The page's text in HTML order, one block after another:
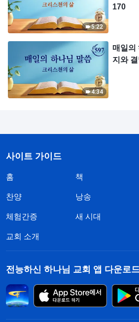
5:22
170
4:34
매일의
지와
사이트 가이드
홈 책
찬양 낭송
체험간증 새 시대
교회 소개
전능하신 하나님 교회 앱 다운로